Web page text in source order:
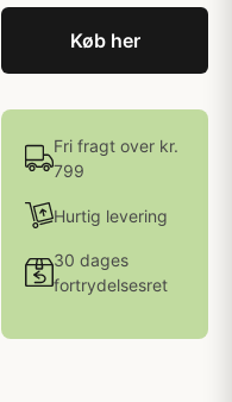
Køb her
Fri fragt over kr.
799
Hurtig levering
30 dages
fortrydelsesret